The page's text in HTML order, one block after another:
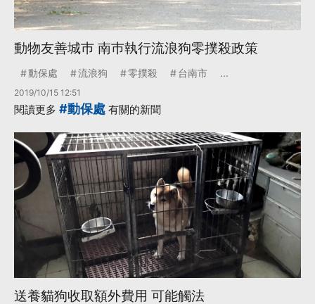
動物友善城巿 南巿執行流浪狗零撲殺政策
動保處 流浪狗 零撲殺 台南市 ...
2019/10/15 12:51
閱讀更多 #動保處 有關的新聞
送養貓狗收取額外費用 可能觸法